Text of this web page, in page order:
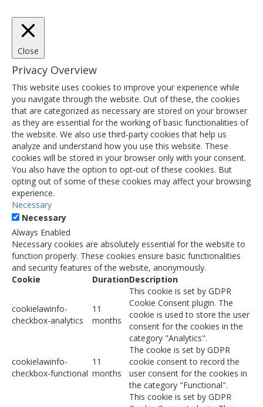
Close
Privacy Overview
This website uses cookies to improve your experience while
you navigate through the website. Out of these, the cookies
that are categorized as necessary are stored on your browser
as they are essential for the working of basic functionalities of
the website. We also use third-party cookies that help us
analyze and understand how you use this website. These
cookies will be stored in your browser only with your consent.
You also have the option to opt-out of these cookies. But
opting out of some of these cookies may affect your browsing
experience.
Necessary
Necessary
Always Enabled
Necessary cookies are absolutely essential for the website to
function properly. These cookies ensure basic functionalities
and security features of the website, anonymously.
Cookie
DurationDescription
cookielawinfo-
checkbox-analytics
11
months
This cookie is set by GDPR
Cookie Consent plugin. The
cookie is used to store the user
consent for the cookies in the
category "Analytics".
cookielawinfo-
checkbox-functional
11
months
The cookie is set by GDPR
cookie consent to record the
user consent for the cookies in
the category "Functional".
This cookie is set by GDPR